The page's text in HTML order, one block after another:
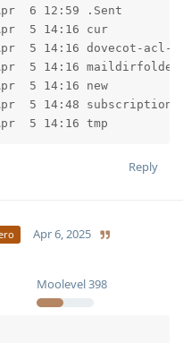
6 12:59 .Sent
5 14:16 cur
5 14:16 dovecot-acl-
5 14:16 maildirfolder
5 14:16 new
5 14:48 subscriptions
5 14:16 tmp
Reply
Moolevel398
Apr 6, 2025